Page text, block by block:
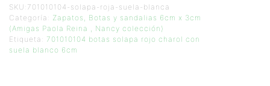
SKU: 701010104-solapa-roja-suela-blanca
Categoría: Zapatos, Botas y sandalias 6cm x 3cm
(Amigas Paola Reina , Nancy colección)
Etiqueta: 701010104 botas solapa rojo charol con
suela blanco 6cm